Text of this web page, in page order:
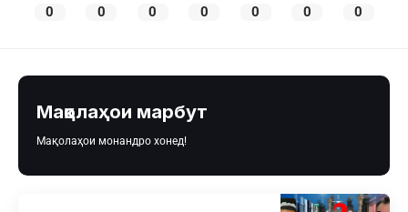
0 0 0 0 0 0 0
Мақолаҳои марбут
Мақолаҳои монандро хонед!